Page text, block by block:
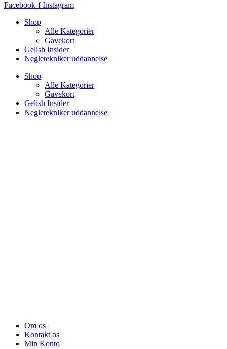
Facebook-f Instagram
Shop
Alle Kategorier
Gavekort
Gelish Insider
Negletekniker uddannelse
Shop
Alle Kategorier
Gavekort
Gelish Insider
Negletekniker uddannelse
Om os
Kontakt os
Min Konto